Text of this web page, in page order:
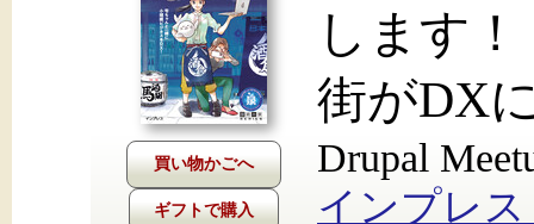
ギフトで購入
します
街がDX
Drupal
インプレス